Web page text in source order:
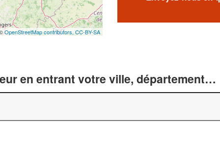
OpenStreetMap contributors, CC-BY-SA
en entrant votre ville, département…